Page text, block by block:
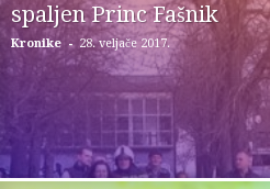
spaljen Princ Fašnik
Kronike - 28. veljače 2017.